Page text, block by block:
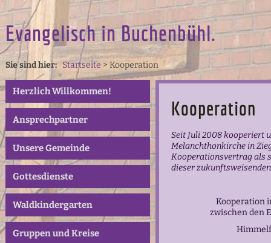
Evangelisch in Buchenbühl.
Sie sind hier:Startseite > Kooperation
Herzlich Willkommen!
Ansprechpartner
Unsere Gemeinde
Gottesdienste
Waldkindergarten
Gruppen und Kreise
Kooperation
Seit Juli 2008 kooperiert
Melanchthonkirche in
Kooperationsvertrag als
dieser
Kooperation
zwischen den